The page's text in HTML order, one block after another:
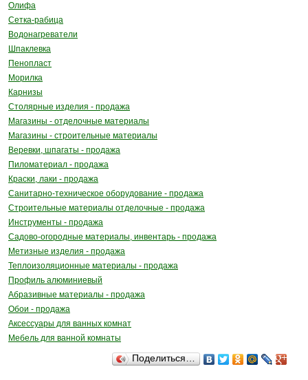
Олифа
Сетка-рабица
Водонагреватели
Шпаклевка
Пенопласт
Морилка
Карнизы
Столярные изделия - продажа
Магазины - отделочные материалы
Магазины - строительные материалы
Веревки, шпагаты - продажа
Пиломатериал - продажа
Краски, лаки - продажа
Санитарно-техническое оборудование - продажа
Строительные материалы отделочные - продажа
Инструменты - продажа
Садово-огородные материалы, инвентарь - продажа
Метизные изделия - продажа
Теплоизоляционные материалы - продажа
Профиль алюминиевый
Абразивные материалы - продажа
Обои - продажа
Аксессуары для ванных комнат
Мебель для ванной комнаты
Поделиться…